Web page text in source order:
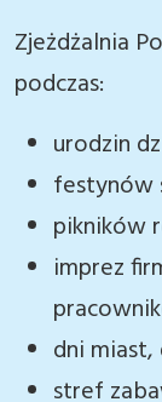
Zjeżdżalnia
podczas:
urodzin
festynów
pikników
imprez
dni
stref